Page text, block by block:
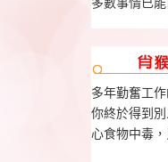
多年勤奮工
你終於得到
心食物中毒